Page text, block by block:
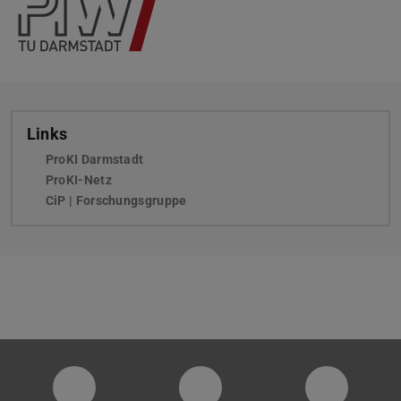
Links
ProKI Darmstadt
ProKI-Netz(wird in neuem Tab geöffnet)
CiP | Forschungsgruppe